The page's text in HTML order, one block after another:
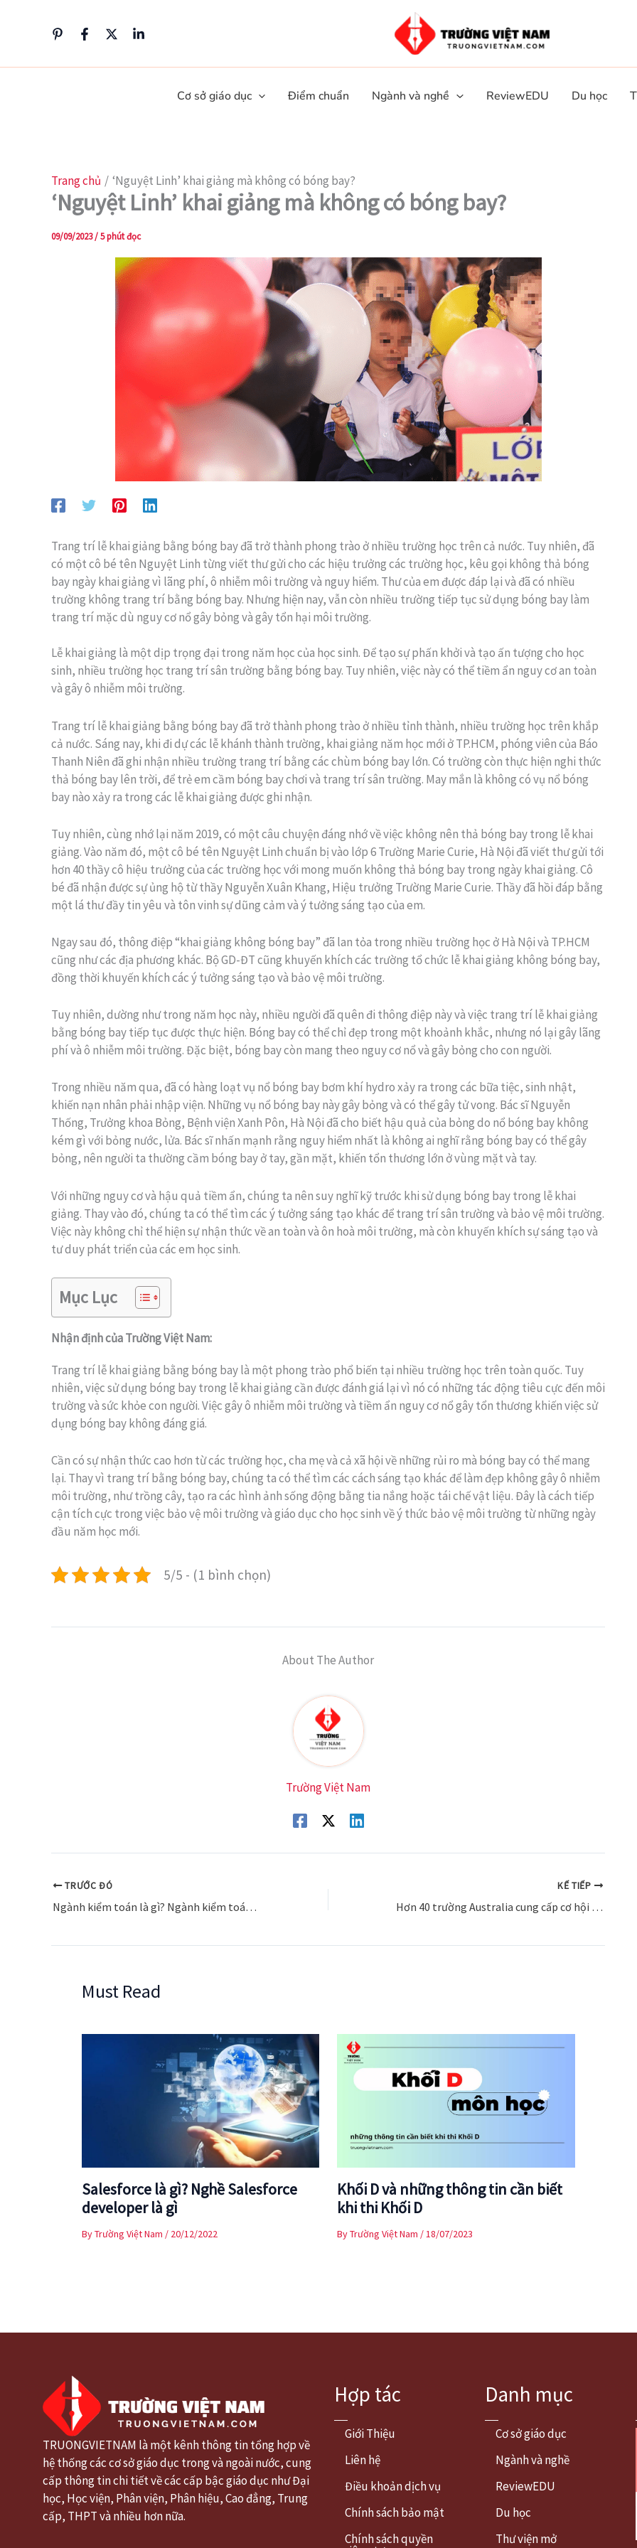
Cơ sở giáo dục Điểm chuẩn Ngành và nghề ReviewEDU Du học
Trang chủ ‘Nguyệt Linh’ khai giảng mà không có bóng bay?
‘Nguyệt Linh’ khai giảng mà không có bóng bay?
09/09/2023/5 phút đọc
Trang trí lễ khai giảng bằng bóng bay đã trở thành phong trào ở nhiều trường học trên cả nước. Tuy nhiên, đã
có một cô bé tên Nguyệt Linh từng viết thư gửi cho các hiệu trưởng các trường học, kêu gọi không thả bóng
bay ngày khai giảng vì lãng phí, ô nhiễm môi trường và nguy hiểm. Thư của em được đáp lại và đã có nhiều
trường không trang trí bằng bóng bay. Nhưng hiện nay, vẫn còn nhiều trường tiếp tục sử dụng bóng bay làm
trang trí mặc dù nguy cơ nổ gây bỏng và gây tổn hại môi trường.
Lễ khai giảng là một dịp trọng đại trong năm học của học sinh. Để tạo sự phấn khởi và tạo ấn tượng cho học
sinh, nhiều trường học trang trí sân trường bằng bóng bay. Tuy nhiên, việc này có thể tiềm ẩn nguy cơ an toàn
và gây ô nhiễm môi trường.
Trang trí lễ khai giảng bằng bóng bay đã trở thành phong trào ở nhiều tỉnh thành, nhiều trường học trên khắp
cả nước. Sáng nay, khi đi dự các lễ khánh thành trường, khai giảng năm học mới ở TP.HCM, phóng viên của Báo
Thanh Niên đã ghi nhận nhiều trường trang trí bằng các chùm bóng bay lớn. Có trường còn thực hiện nghi thức
thả bóng bay lên trời, để trẻ em cầm bóng bay chơi và trang trí sân trường. May mắn là không có vụ nổ bóng
bay nào xảy ra trong các lễ khai giảng được ghi nhận.
Tuy nhiên, cùng nhớ lại năm 2019, có một câu chuyện đáng nhớ về việc không nên thả bóng bay trong lễ khai
giảng. Vào năm đó, một cô bé tên Nguyệt Linh chuẩn bị vào lớp 6 Trường Marie Curie, Hà Nội đã viết thư gửi tới
hơn 40 thầy cô hiệu trưởng của các trường học với mong muốn không thả bóng bay trong ngày khai giảng. Cô
bé đã nhận được sự ủng hộ từ thầy Nguyễn Xuân Khang, Hiệu trưởng Trường Marie Curie. Thầy đã hồi đáp bằng
một lá thư đầy tin yêu và tôn vinh sự dũng cảm và ý tưởng sáng tạo của em.
Ngay sau đó, thông điệp “khai giảng không bóng bay” đã lan tỏa trong nhiều trường học ở Hà Nội và TP.HCM
cũng như các địa phương khác. Bộ GD-ĐT cũng khuyến khích các trường tổ chức lễ khai giảng không bóng bay,
đồng thời khuyến khích các ý tưởng sáng tạo và bảo vệ môi trường.
Tuy nhiên, dường như trong năm học này, nhiều người đã quên đi thông điệp này và việc trang trí lễ khai giảng
bằng bóng bay tiếp tục được thực hiện. Bóng bay có thể chỉ đẹp trong một khoảnh khắc, nhưng nó lại gây lãng
phí và ô nhiễm môi trường. Đặc biệt, bóng bay còn mang theo nguy cơ nổ và gây bỏng cho con người.
Trong nhiều năm qua, đã có hàng loạt vụ nổ bóng bay bơm khí hydro xảy ra trong các bữa tiệc, sinh nhật,
khiến nạn nhân phải nhập viện. Những vụ nổ bóng bay này gây bỏng và có thể gây tử vong. Bác sĩ Nguyễn
Thống, Trưởng khoa Bỏng, Bệnh viện Xanh Pôn, Hà Nội đã cho biết hậu quả của bỏng do nổ bóng bay không
kém gì với bỏng nước, lửa. Bác sĩ nhấn mạnh rằng nguy hiểm nhất là không ai nghĩ rằng bóng bay có thể gây
bỏng, nên người ta thường cầm bóng bay ở tay, gần mặt, khiến tổn thương lớn ở vùng mặt và tay.
Với những nguy cơ và hậu quả tiềm ẩn, chúng ta nên suy nghĩ kỹ trước khi sử dụng bóng bay trong lễ khai
giảng. Thay vào đó, chúng ta có thể tìm các ý tưởng sáng tạo khác để trang trí sân trường và bảo vệ môi trường.
Việc này không chỉ thể hiện sự nhận thức về an toàn và ôn hoà môi trường, mà còn khuyến khích sự sáng tạo và
tư duy phát triển của các em học sinh.
Mục Lục
Nhận định của Trường Việt Nam:
Trang trí lễ khai giảng bằng bóng bay là một phong trào phổ biến tại nhiều trường học trên toàn quốc. Tuy
nhiên, việc sử dụng bóng bay trong lễ khai giảng cần được đánh giá lại vì nó có những tác động tiêu cực đến môi
trường và sức khỏe con người. Việc gây ô nhiễm môi trường và tiềm ẩn nguy cơ nổ gây tổn thương khiến việc sử
dụng bóng bay không đáng giá.
Cần có sự nhận thức cao hơn từ các trường học, cha mẹ và cả xã hội về những rủi ro mà bóng bay có thể mang
lại. Thay vì trang trí bằng bóng bay, chúng ta có thể tìm các cách sáng tạo khác để làm đẹp không gây ô nhiễm
môi trường, như trồng cây, tạo ra các hình ảnh sống động bằng tia nắng hoặc tái chế vật liệu. Đây là cách tiếp
cận tích cực trong việc bảo vệ môi trường và giáo dục cho học sinh về ý thức bảo vệ môi trường từ những ngày
đầu năm học mới.
5/5 - (1 bình chọn)
About The Author
Trường Việt Nam
TRƯỚC ĐÓ
Ngành kiểm toán là gì? Ngành kiểm toán có dễ xin việc không?
KẾ TIẾP
Hơn 40 trường Australia cung cấp cơ hội săn học bổng 100%
Must Read
Salesforce là gì? Nghề Salesforce
developer là gì
ByTrường Việt Nam / 20/12/2022
Khối D và những thông tin cần biết
khi thi Khối D
ByTrường Việt Nam /18/07/2023
TRUONGVIETNAM là một kênh thông tin tổng hợp về
hệ thống các cơ sở giáo dục trong và ngoài nước, cung
cấp thông tin chi tiết về các cấp bậc giáo dục như Đại
học, Học viện, Phân viện, Phân hiệu, Cao đẳng, Trung
cấp, THPT và nhiều hơn nữa.
Hợp tác
Giới Thiệu
Liên hệ
Điều khoản dịch vụ
Chính sách bảo mật
Chính sách quyền
Danh mục
Cơ sở giáo dục
Ngành và nghề
ReviewEDU
Du học
Thư viện mở